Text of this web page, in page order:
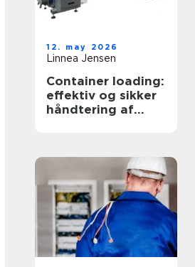
12. may 2026
Linnea Jensen
Container loading:
effektiv og sikker
håndtering af